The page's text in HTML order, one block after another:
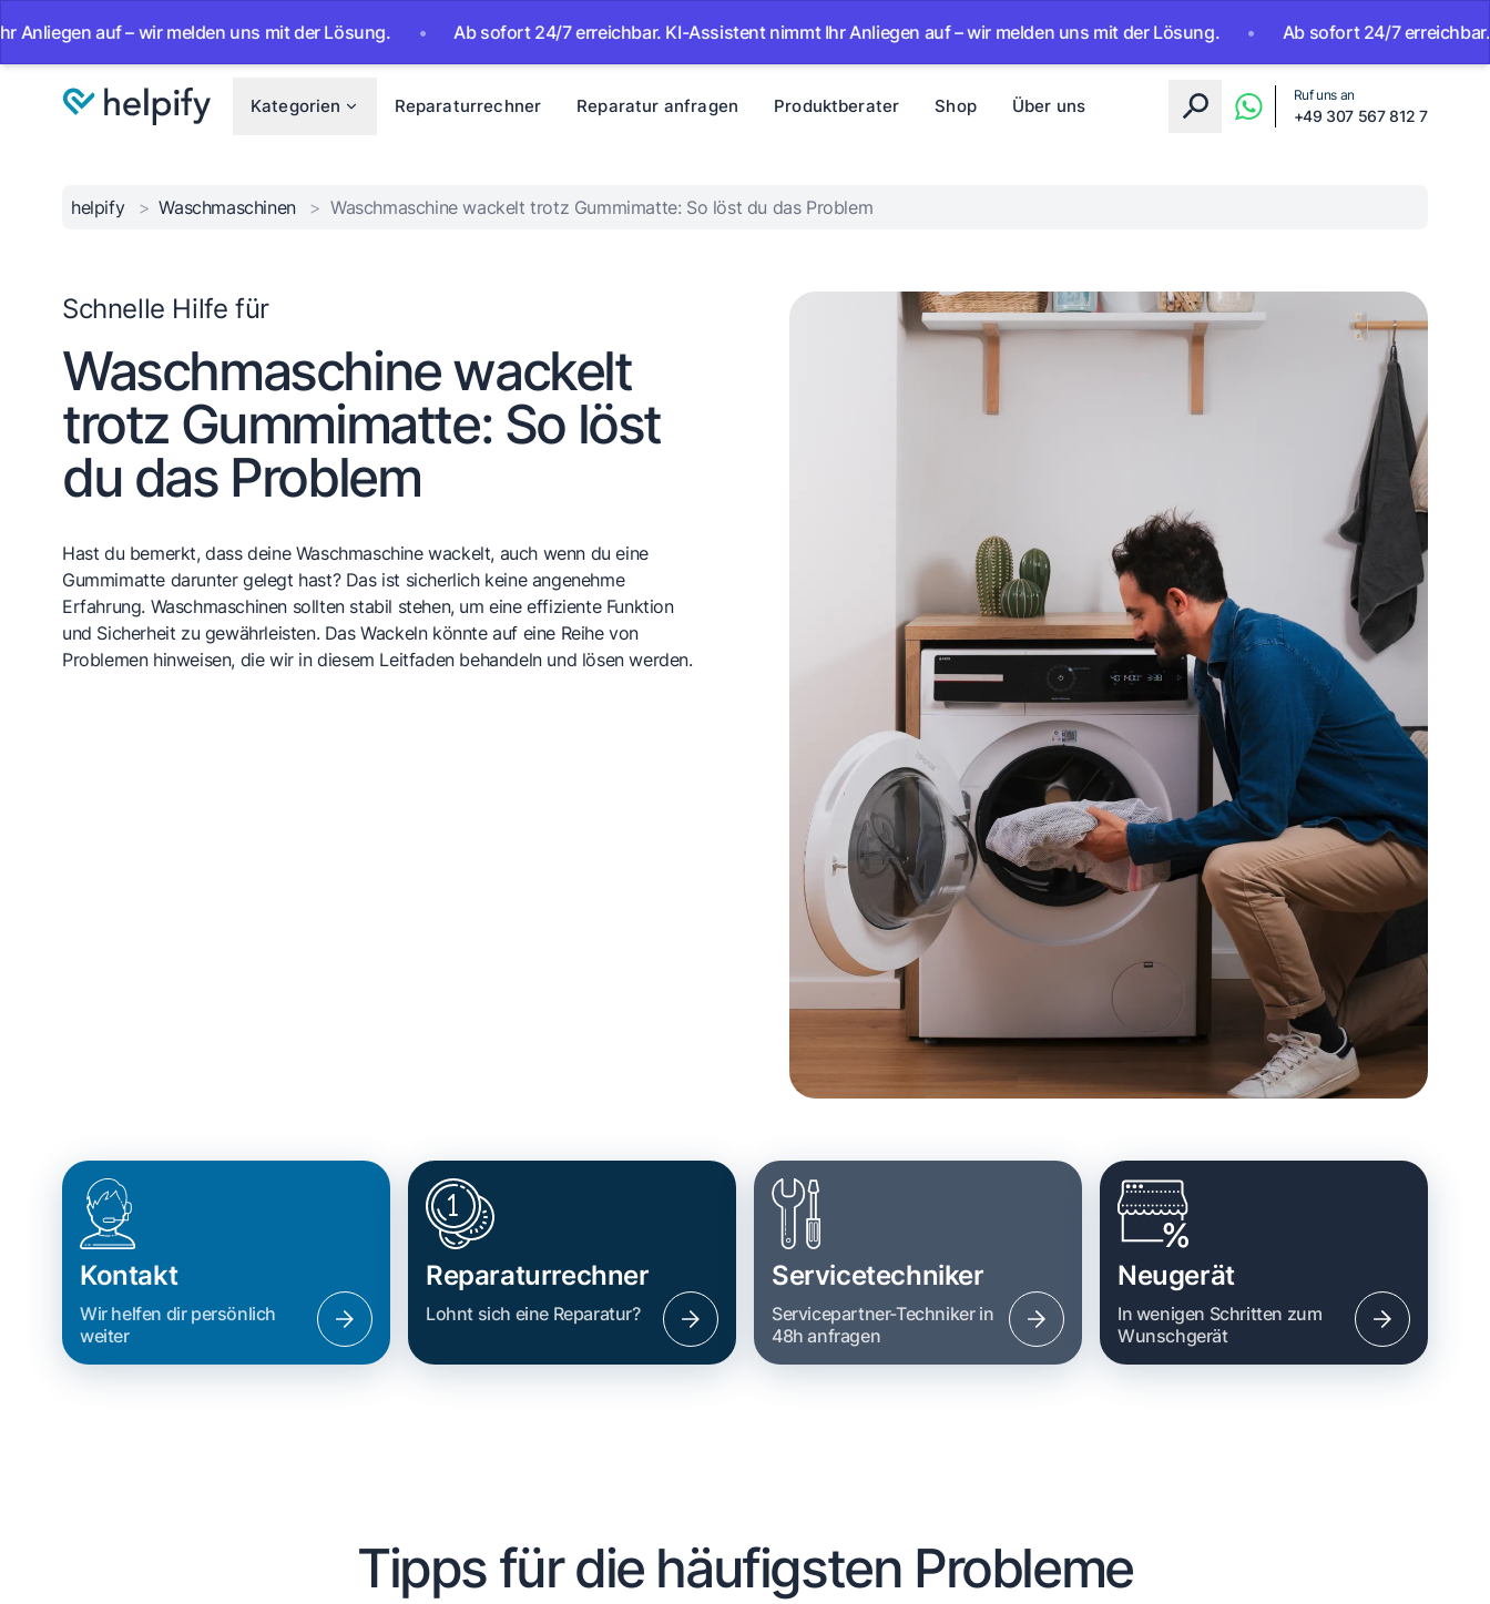
auf – wir melden uns mit der Lösung. • Ab sofort 24/7 erreichbar. KI-Assistent nimmt Ihr Anliegen auf – wir melden uns mit der Lösung. • Ab sofort 24/7 erreichbar. KI-
Kategorien Reparaturrechner Reparatur anfragen Produktberater Shop Über uns
Ruf uns an
+49 307 567 812 7
helpify > Waschmaschinen > Waschmaschine wackelt trotz Gummimatte: So löst du das Problem
Schnelle Hilfe für
Waschmaschine wackelt
trotz Gummimatte: So löst
du das Problem
Hast du bemerkt, dass deine Waschmaschine wackelt, auch wenn du eine
Gummimatte darunter gelegt hast? Das ist sicherlich keine angenehme
Erfahrung. Waschmaschinen sollten stabil stehen, um eine effiziente Funktion
und Sicherheit zu gewährleisten. Das Wackeln könnte auf eine Reihe von
Problemen hinweisen, die wir in diesem Leitfaden behandeln und lösen werden.
Kontakt
Wir helfen dir persönlich
weiter
Reparaturrechner
Lohnt sich eine Reparatur?
Servicetechniker
Servicepartner-Techniker in
48h anfragen
Neugerät
In wenigen Schritten zum
Wunschgerät
Tipps für die häufigsten Probleme